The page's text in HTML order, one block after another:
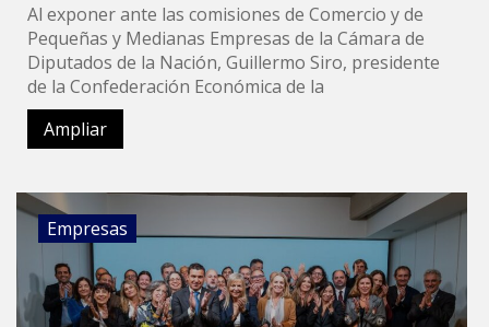
Al exponer ante las comisiones de Comercio y de
Pequeñas y Medianas Empresas de la Cámara de
Diputados de la Nación, Guillermo Siro, presidente
de la Confederación Económica de la
Ampliar
Empresas